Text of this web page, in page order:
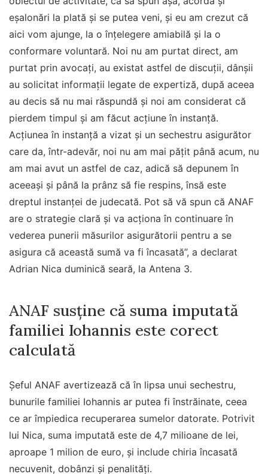
eşalonări la plată şi se putea veni, şi eu am crezut că
aici vom ajunge, la o înţelegere amiabilă şi la o
conformare voluntară. Noi nu am purtat direct, am
purtat prin avocaţi, au existat astfel de discuţii, dânşii
au solicitat informaţii legate de expertiză, după aceea
au decis să nu mai răspundă şi noi am considerat că
pierdem timpul şi am făcut acţiune în instanţă.
Acţiunea în instanţă a vizat şi un sechestru asigurător
care da, într-adevăr, noi nu am mai păţit până acum, nu
am mai avut un astfel de caz, adică să depunem în
aceeaşi şi până la prânz să fie respins, însă este
dreptul instanţei de judecată. Pot să vă spun că ANAF
are o strategie clară şi va acţiona în continuare în
vederea punerii măsurilor asigurătorii pentru a se
asigura că această sumă va fi încasată”, a declarat
Adrian Nica duminică seară, la Antena 3.
ANAF susține că suma imputată
familiei Iohannis este corect
calculată
Șeful ANAF avertizează că în lipsa unui sechestru,
bunurile familiei Iohannis ar putea fi înstrăinate, ceea
ce ar împiedica recuperarea sumelor datorate. Potrivit
lui Nica, suma imputată este de 4,7 milioane de lei,
aproape 1 milion de euro, și include chiria încasată
necuvenit, dobânzi și penalități.